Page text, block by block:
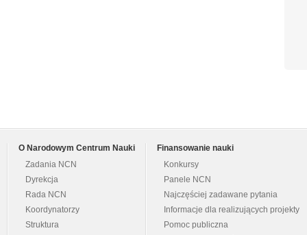
O Narodowym Centrum Nauki
Zadania NCN
Dyrekcja
Rada NCN
Koordynatorzy
Struktura
Finansowanie nauki
Konkursy
Panele NCN
Najczęściej zadawane pytania
Informacje dla realizujących projekty
Pomoc publiczna